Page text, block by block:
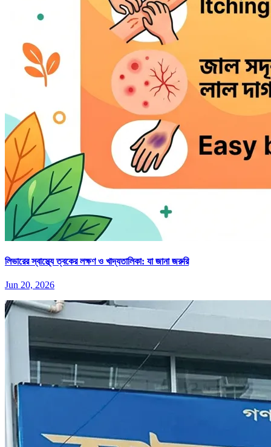
লিভারের স্বাস্থ্যে ত্বকের লক্ষণ ও খাদ্যতালিকা: যা জানা জরুরি
Jun 20, 2026